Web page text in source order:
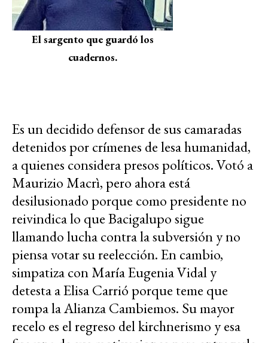
El sargento que guardó los
cuadernos.
Es un decidido defensor de sus camaradas
detenidos por crímenes de lesa humanidad,
a quienes considera presos políticos. Votó a
Maurizio Macrì, pero ahora está
desilusionado porque como presidente no
reivindica lo que Bacigalupo sigue
llamando lucha contra la subversión y no
piensa votar su reelección. En cambio,
simpatiza con María Eugenia Vidal y
detesta a Elisa Carrió porque teme que
rompa la Alianza Cambiemos. Su mayor
recelo es el regreso del kirchnerismo y esa